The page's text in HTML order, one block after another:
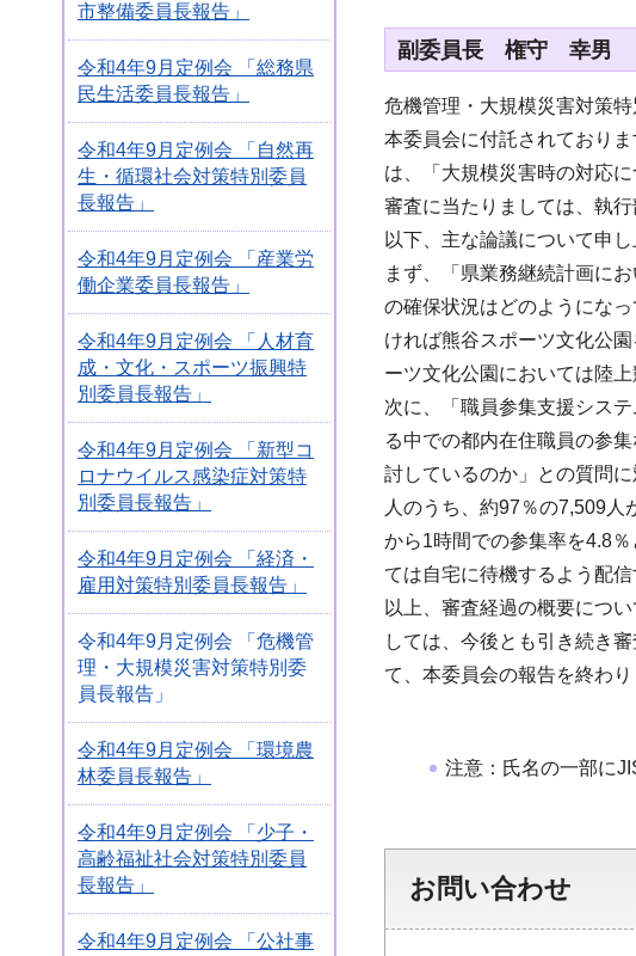
市整備委員長報告」
令和4年9月定例会 「総務県
民生活委員長報告」
令和4年9月定例会 「自然再
生・循環社会対策特別委員
長報告」
令和4年9月定例会 「産業労
働企業委員長報告」
令和4年9月定例会 「人材育
成・文化・スポーツ振興特
別委員長報告」
令和4年9月定例会 「新型コ
ロナウイルス感染症対策特
別委員長報告」
令和4年9月定例会 「経済・
雇用対策特別委員長報告」
令和4年9月定例会 「危機管
理・大規模災害対策特別委
員長報告」
令和4年9月定例会 「環境農
林委員長報告」
令和4年9月定例会 「少子・
高齢福祉社会対策特別委員
長報告」
令和4年9月定例会 「公社事
副委員長 権守 幸男
危機管理・大規模災害対策
本委員会に付託されており
は、「大規模災害時の対応
審査に当たりましては、執
以下、主な論議について申し
まず、「県業務継続計画に
の確保状況はどのようにな
ければ熊谷スポーツ文化公
ーツ文化公園においては陸
次に、「職員参集支援シス
る中での都内在住職員の参
討しているのか」との質問
人のうち、約97％の7,509
から1時間での参集率を4.8
ては自宅に待機するよう配
以上、審査経過の概要につ
しては、今後とも引き続き
て、本委員会の報告を終わり
注意：氏名の一部に
お問い合わせ